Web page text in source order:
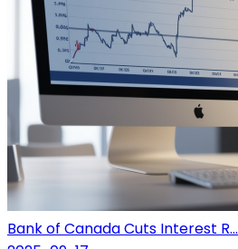
Bank of Canada Cuts Interest R...